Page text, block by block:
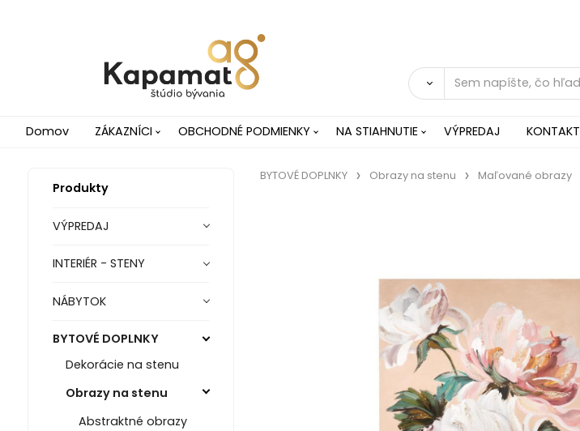
Domov ZÁKAZNÍCI OBCHODNÉ PODMIENKY NA STIAHNUTIE VÝPREDAJ KONTAKT
Produkty
VÝPREDAJ
INTERIÉR - STENY
NÁBYTOK
BYTOVÉ DOPLNKY
Dekorácie na stenu
Obrazy na stenu
Abstraktné obrazy
BYTOVÉ DOPLNKY Obrazy na stenu Maľované obrazy